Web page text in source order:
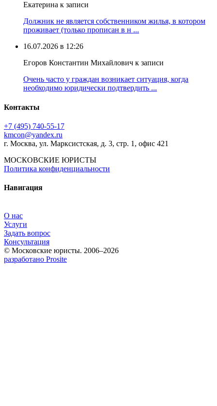
Екатерина к записи
Должник не является собственником жилья, в котором
проживает (только прописан в н ...
16.07.2026 в 12:26
Егоров Константин Михайлович к записи
Очень часто у граждан возникает ситуация, когда
необходимо юридически подтвердить ...
Контакты
+7 (495) 740‑55‑17
kmcon@yandex.ru
г. Москва, ул. Марксистская, д. 3, стр. 1, офис 421
МОСКОВСКИЕ ЮРИСТЫ
Политика конфиденциальности
Навигация
О нас
Услуги
Задать вопрос
Консультация
© Московские юристы. 2006–2026
разработано Prosite